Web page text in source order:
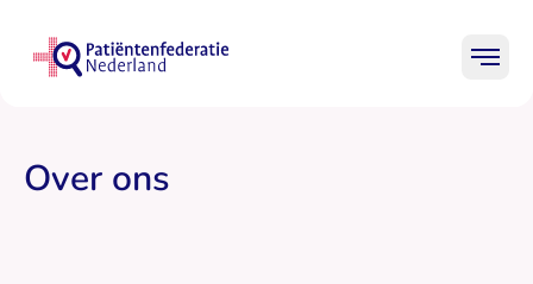
Ga naar homepage Leden
Over ons